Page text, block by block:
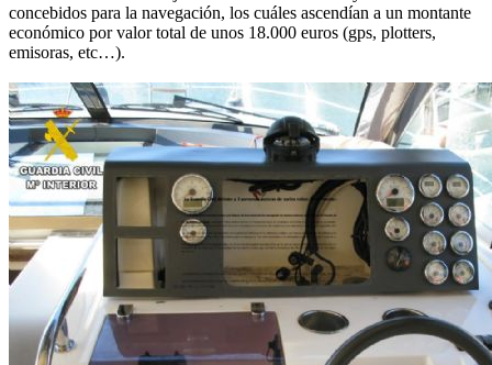
concebidos para la navegación, los cuáles ascendían a un montante
económico por valor total de unos 18.000 euros (gps, plotters,
emisoras, etc…).